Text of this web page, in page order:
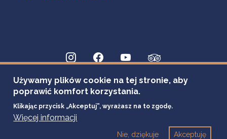
Używamy plików cookie na tej stronie, aby
poprawić komfort korzystania.
Klikając przycisk „Akceptuj”, wyrażasz na to zgodę.
Więcej informacji
Akceptuję
Nie, dziękuje